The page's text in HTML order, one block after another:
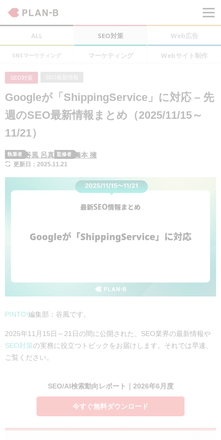
ALL SEO対策 Web広告
SNSマーケティング マーケティング Webサイト制作
SEO対策
Googleが「ShippingService」に対応 – 先
週のSEO最新情報まとめ（2025/11/15～
11/21）
執筆者 谷風 呂真 監修者 橋本 擁
更新日：2025.11.21
PINTO!編集部：谷風です。
2025年11月15日～21日の間に公開された、SEO業界の最新情報や
SEO対策の実務に役立つトピックをお届けします。それでは早速、
ご覧ください。
SEO/AI検索動向レポート｜2026年6月度
今すぐ無料ダウンロード